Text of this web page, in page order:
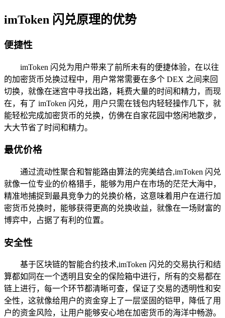
imToken 闪兑原理的优势
便捷性
imToken 闪兑为用户带来了前所未有的便捷体验，在以往
的加密货币兑换过程中，用户常常需要在多个 DEX 之间来回
切换，就像在迷宫中寻找出路，耗费大量的时间和精力，而现
在，有了 imToken 闪兑，用户只需在钱包内轻轻操作几下，就
能轻松完成加密货币的兑换，仿佛在自家花园中悠闲地散步，
大大节省了时间和精力。
最优价格
通过流动性聚合和智能路由算法的完美结合,imToken 闪兑
就像一位专业的价格猎手，能够为用户在市场的茫茫大海中，
精准地捕捉到最具竞争力的兑换价格，这意味着用户在进行加
密货币兑换时，能够获得更高的兑换收益，就像在一场财富的
博弈中，占据了有利的位置。
安全性
基于区块链的智能合约技术,imToken 闪兑的交易执行和结
算都如同在一个透明且安全的保险箱中进行，所有的交易都在
链上进行，每一个环节都清晰可查，保证了交易的透明性和安
全性，这就像给用户的资金穿上了一层坚固的铠甲，降低了用
户的资金风险，让用户能够安心地在加密货币的海洋中畅游。